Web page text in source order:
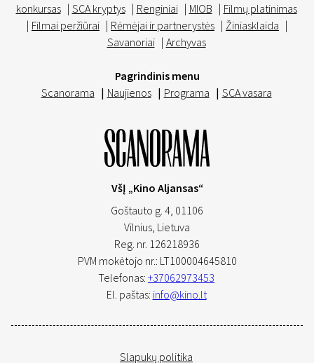
konkursas | SCA kryptys | Renginiai | MIOB | Filmų platinimas
| Filmai peržiūrai | Rėmėjai ir partnerystės | Žiniasklaida |
Savanoriai | Archyvas
Pagrindinis menu
Scanorama | Naujienos | Programa | SCA vasara
VšĮ „Kino Aljansas“
Goštauto g. 4, 01106
Vilnius, Lietuva
Reg. nr. 126218936
PVM mokėtojo nr.: LT100004645810
Telefonas: +37062973453
El. paštas: info@kino.lt
Slapukų politika